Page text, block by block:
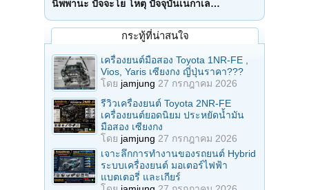
นิพพานะ ปัจจะโย โหตุ ปัจจุบันเนกาเล…
กระทู้ที่น่าสนใจ
เครื่องยนต์มือสอง Toyota 1NR-FE ,
Vios, Yaris เซียงกง ญี่ปุ่นราคา???
โดย jamjung 27 กรกฎาคม 2026
รีวิวเครื่องยนต์ Toyota 2NR-FE
เครื่องยนต์ยอดนิยม ประหยัดน้ำมัน
มือสอง เซียงกง
โดย jamjung 27 กรกฎาคม 2026
เจาะลึกการทำงานของรถยนต์ Hybrid
ระบบเครื่องยนต์ มอเตอร์ไฟฟ้า
แบตเตอรี่ และเกียร์